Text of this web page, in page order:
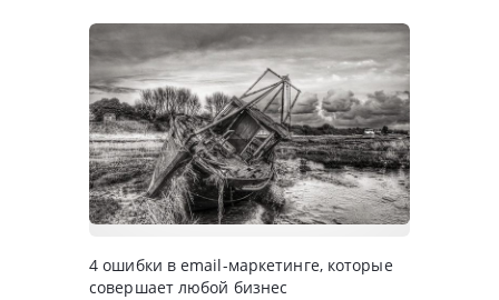
4 ошибки в email-маркетинге, которые
совершает любой бизнес